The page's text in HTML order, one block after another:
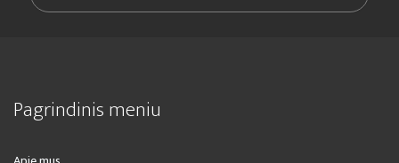
Pagrindinis meniu